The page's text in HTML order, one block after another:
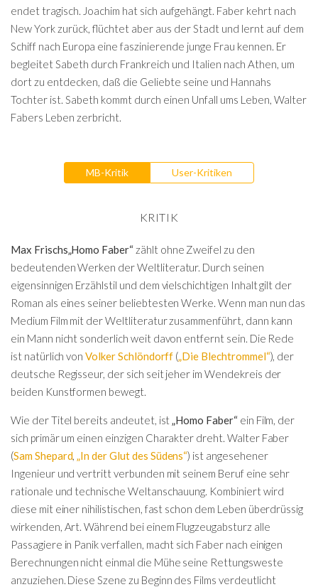
endet tragisch. Joachim hat sich aufgehängt. Faber kehrt nach
New York zurück, flüchtet aber aus der Stadt und lernt auf dem
Schiff nach Europa eine faszinierende junge Frau kennen. Er
begleitet Sabeth durch Frankreich und Italien nach Athen, um
dort zu entdecken, daß die Geliebte seine und Hannahs
Tochter ist. Sabeth kommt durch einen Unfall ums Leben, Walter
Fabers Leben zerbricht.
MB-Kritik User-Kritiken
KRITIK
Max Frischs „Homo Faber“zählt ohne Zweifel zu den
bedeutenden Werken der Weltliteratur. Durch seinen
eigensinnigen Erzählstil und dem vielschichtigen Inhalt gilt der
Roman als eines seiner beliebtesten Werke. Wenn man nun das
Medium Film mit der Weltliteratur zusammenführt, dann kann
ein Mann nicht sonderlich weit davon entfernt sein. Die Rede
ist natürlich vonVolker Schlöndorff ( „Die Blechtrommel“), der
deutsche Regisseur, der sich seit jeher im Wendekreis der
beiden Kunstformen bewegt.
Wie der Titel bereits andeutet, ist „Homo Faber“ein Film, der
sich primär um einen einzigen Charakter dreht. Walter Faber
(Sam Shepard, „In der Glut des Südens“) ist angesehener
Ingenieur und vertritt verbunden mit seinem Beruf eine sehr
rationale und technische Weltanschauung. Kombiniert wird
diese mit einer nihilistischen, fast schon dem Leben überdrüssig
wirkenden, Art. Während bei einem Flugzeugabsturz alle
Passagiere in Panik verfallen, macht sich Faber nach einigen
Berechnungen nicht einmal die Mühe seine Rettungsweste
anzuziehen. Diese Szene zu Beginn des Films verdeutlicht